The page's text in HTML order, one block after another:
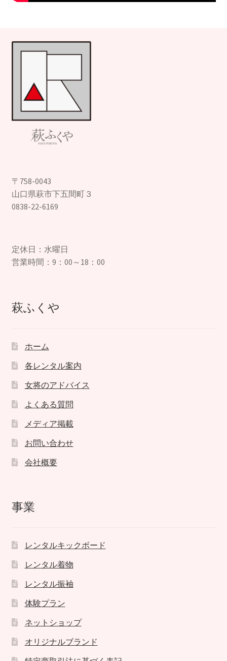
〒758-0043
山口県萩市下五間町３
0838-22-6169
定休日：水曜日
営業時間：9：00～18：00
萩ふくや
ホーム
各レンタル案内
女将のアドバイス
よくある質問
メディア掲載
お問い合わせ
会社概要
事業
レンタルキックボード
レンタル着物
レンタル振袖
体験プラン
ネットショップ
オリジナルブランド